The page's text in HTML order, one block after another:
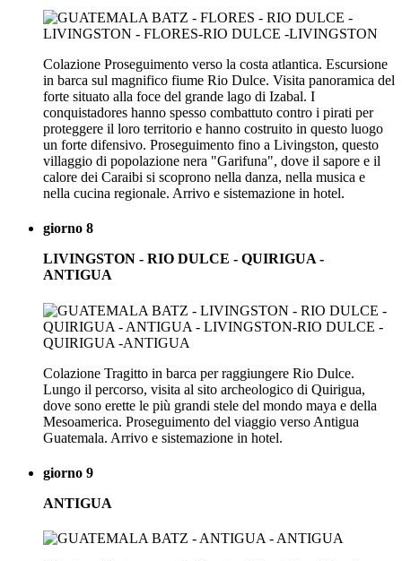
Colazione Proseguimento verso la costa atlantica. Escursione
in barca sul magnifico fiume Rio Dulce. Visita panoramica del
forte situato alla foce del grande lago di Izabal. I
conquistadores hanno spesso combattuto contro i pirati per
proteggere il loro territorio e hanno costruito in questo luogo
un forte difensivo. Proseguimento fino a Livingston, questo
villaggio di popolazione nera "Garifuna", dove il sapore e il
calore dei Caraibi si scoprono nella danza, nella musica e
nella cucina regionale. Arrivo e sistemazione in hotel.
giorno 8
LIVINGSTON - RIO DULCE - QUIRIGUA -
ANTIGUA
Colazione Tragitto in barca per raggiungere Rio Dulce.
Lungo il percorso, visita al sito archeologico di Quirigua,
dove sono erette le più grandi stele del mondo maya e della
Mesoamerica. Proseguimento del viaggio verso Antigua
Guatemala. Arrivo e sistemazione in hotel.
giorno 9
ANTIGUA